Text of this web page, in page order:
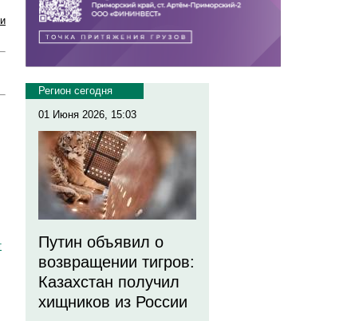
Регион сегодня
01 Июня 2026, 15:03
Путин объявил о
возвращении тигров:
Казахстан получил
хищников из России